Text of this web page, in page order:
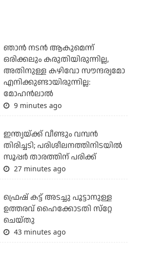
ഞാൻ നടൻ ആകുമെന്ന്
ഒരിക്കലും കരുതിയിരുന്നില്ല,
അതിനുള്ള കഴിവോ സൗന്ദര്യമോ
എനിക്കുണ്ടായിരുന്നില്ല:
മോഹൻലാൽ
9 minutes ago
ഇന്ത്യയ്ക്ക് വീണ്ടും വമ്പന്‍
തിരിച്ചടി; പരിശീലനത്തിനിടയില്‍
സൂപ്പര്‍ താരത്തിന് പരിക്ക്
27 minutes ago
ഫ്രെഷ് കട്ട് അടച്ചു പൂട്ടാനുള്ള
ഉത്തരവ് ഹൈക്കോടതി സ്‌റ്റേ
ചെയ്തു
43 minutes ago